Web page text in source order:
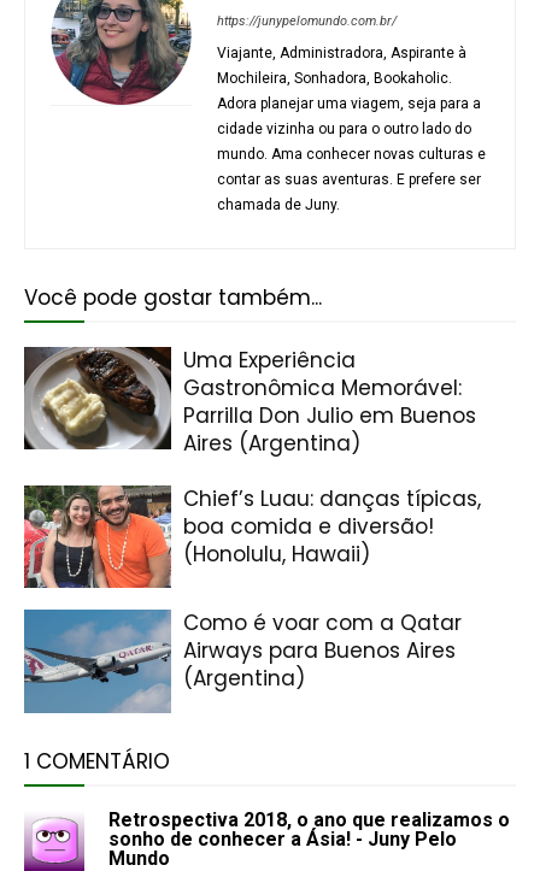
https://junypelomundo.com.br/
Viajante, Administradora, Aspirante à
Mochileira, Sonhadora, Bookaholic.
Adora planejar uma viagem, seja para a
cidade vizinha ou para o outro lado do
mundo. Ama conhecer novas culturas e
contar as suas aventuras. E prefere ser
chamada de Juny.
Você pode gostar também...
Uma Experiência
Gastronômica Memorável:
Parrilla Don Julio em Buenos
Aires (Argentina)
Chief’s Luau: danças típicas,
boa comida e diversão!
(Honolulu, Hawaii)
Como é voar com a Qatar
Airways para Buenos Aires
(Argentina)
1 COMENTÁRIO
Retrospectiva 2018, o ano que realizamos o
sonho de conhecer a Ásia! - Juny Pelo
Mundo